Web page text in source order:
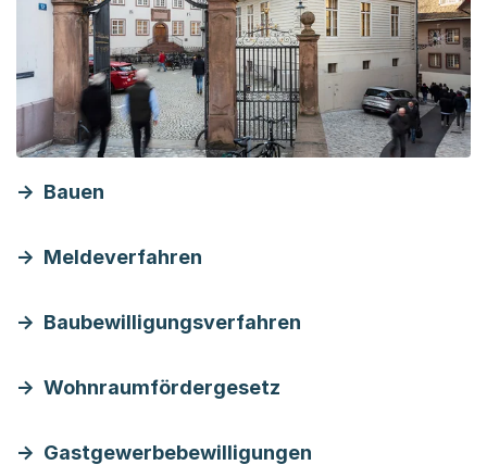
Bauen
Meldeverfahren
Baubewilligungsverfahren
Wohnraumfördergesetz
Gastgewerbebewilligungen